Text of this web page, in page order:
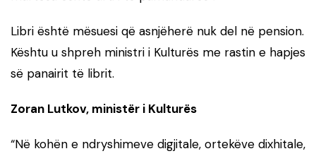
Libri është mësuesi që asnjëherë nuk del në pension.
Kështu u shpreh ministri i Kulturës me rastin e hapjes
së panairit të librit.
Zoran Lutkov, ministër i Kulturës
“Në kohën e ndryshimeve digjitale, ortekëve dixhitale,